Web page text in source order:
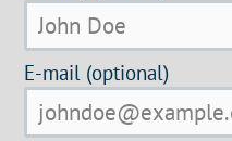
E-mail (optional)